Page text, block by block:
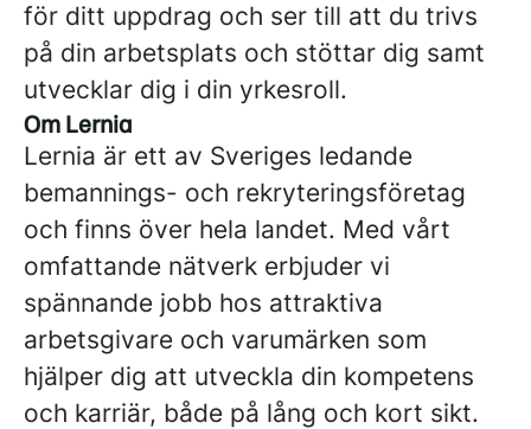
för ditt uppdrag och ser till att du trivs
på din arbetsplats och stöttar dig samt
utvecklar dig i din yrkesroll.
Om Lernia
Lernia är ett av Sveriges ledande
bemannings- och rekryteringsföretag
och finns över hela landet. Med vårt
omfattande nätverk erbjuder vi
spännande jobb hos attraktiva
arbetsgivare och varumärken som
hjälper dig att utveckla din kompetens
och karriär, både på lång och kort sikt.